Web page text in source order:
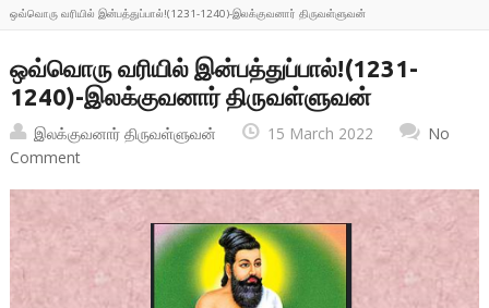
ஒவ்வொரு வரியில் இன்பத்துப்பால்!(1231-1240)-இலக்குவனார் திருவள்ளுவன்
ஒவ்வொரு வரியில் இன்பத்துப்பால்!(1231-
1240)-இலக்குவனார் திருவள்ளுவன்
இலக்குவனார் திருவள்ளுவன் 15 March 2022
No
Comment